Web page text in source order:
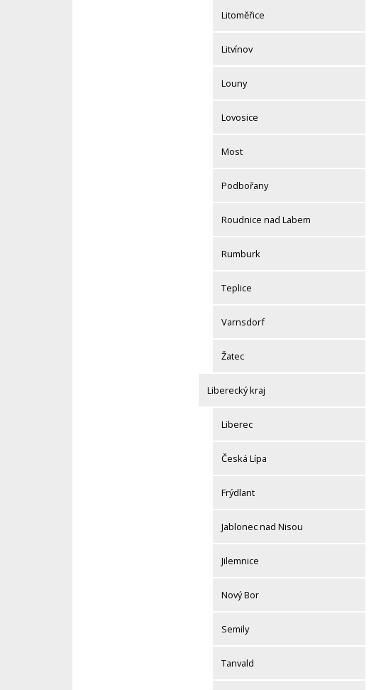
Litoměřice
Litvínov
Louny
Lovosice
Most
Podbořany
Roudnice nad Labem
Rumburk
Teplice
Varnsdorf
Žatec
Liberecký kraj
Liberec
Česká Lípa
Frýdlant
Jablonec nad Nisou
Jilemnice
Nový Bor
Semily
Tanvald